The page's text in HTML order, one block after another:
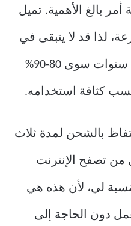
بالغ الأهمية. تميل
لذا قد لا يتبقى في
كمبيوتر محمول عمره أربع سنوات سوى 80-90%
كثافة استخدامه.
بالشحن لمدة ثلاث
من تصفح الإنترنت
لي، لأن هذه هي
دون الحاجة إلى